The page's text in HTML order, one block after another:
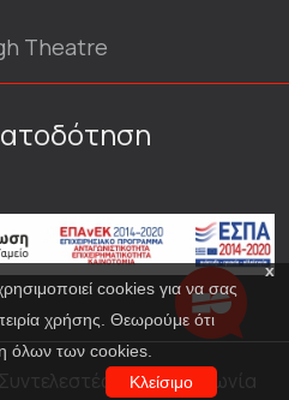
x
cookies για να σας
χρήσης. Θεωρούμε ότι
όλων των cookies.
Κλείσιμο
Theatre
Συντελεστές
Επικοινωνία